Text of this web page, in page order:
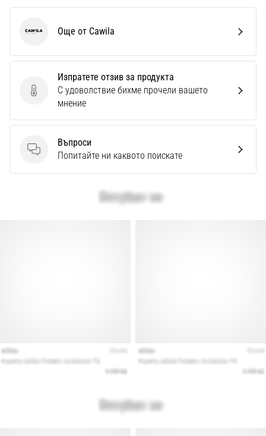
Изпратете отзив за продукта
Изпратете отзив за продукта
С удоволствие бихме прочели вашето
мнение
Въпроси
Въпроси
Попитайте ни каквото поискате
Cawila Още от Cawila